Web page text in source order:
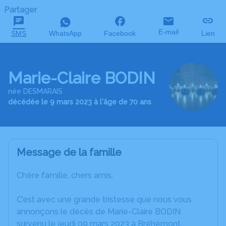
Partager
SMS WhatsApp Facebook E-mail Lien
Marie-Claire BODIN
née DESMARAIS
décédée le 9 mars 2023 à l'âge de 70 ans
Message de la famille
Chère famille, chers amis,
C’est avec une grande tristesse que nous vous
annonçons le décès de Marie-Claire BODIN
survenu le jeudi 09 mars 2023 à Bréhémont.